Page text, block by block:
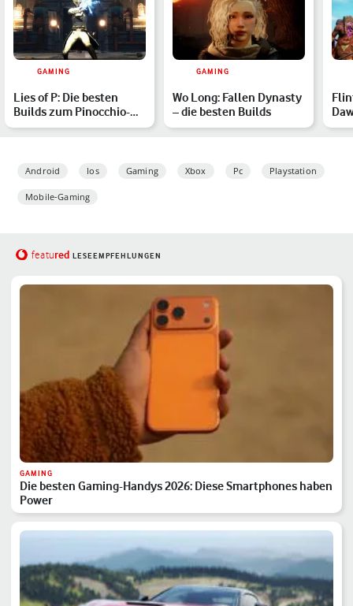
GAMING
Lies of P: Die besten
Builds zum Pinocchio-
Soulslike
GAMING
Wo Long: Fallen Dynasty
– die besten Builds
Android Ios Gaming Xbox Pc Playstation
Mobile-Gaming
featured LESEEMPFEHLUNGEN
GAMING
Die besten Gaming-Handys 2026: Diese Smartphones haben
Power